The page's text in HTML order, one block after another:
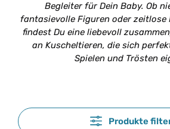
Begleiter für Dein Baby. Ob
fantasievolle Figuren oder zeitlose
findest Du eine liebevoll
an Kuscheltieren, die sich
Spielen und Trösten
Produkte